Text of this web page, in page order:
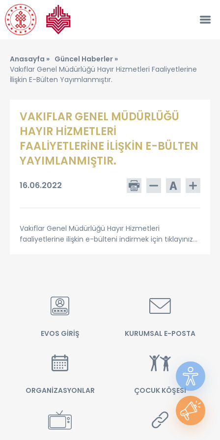
Anasayfa » Güncel Haberler »
Vakıflar Genel Müdürlüğü Hayır Hizmetleri Faaliyetlerine
İlişkin E-Bülten Yayımlanmıştır.
VAKIFLAR GENEL MÜDÜRLÜĞÜ
HAYIR HİZMETLERİ
FAALİYETLERİNE İLİŞKİN E-BÜLTEN
YAYIMLANMIŞTIR.
16.06.2022
Vakıflar Genel Müdürlüğü Hayır Hizmetleri
faaliyetlerine ilişkin e-bülteni indirmek için tıklayınız...
EVOS GİRİŞ KURUMSAL E-POSTA
ORGANİZASYONLAR ÇOCUK KÖŞESİ